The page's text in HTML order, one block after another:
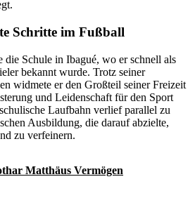
Schritte im Fußball
die Schule in Ibagué, wo er schnell als
bekannt wurde. Trotz seiner
widmete er den Großteil seiner Freizeit
und Leidenschaft für den Sport
Laufbahn verlief parallel zu
Ausbildung, die darauf abzielte,
zu verfeinern.
Matthäus Vermögen